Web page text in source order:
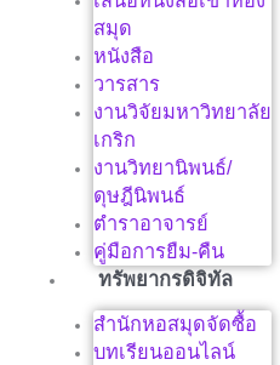
สมุด
หนังสือ
วารสาร
งานวิจัยมหาวิทยาลัย
เกริก
งานวิทยานิพนธ์/
ดุษฎีนิพนธ์
ตำราอาจารย์
คู่มือการยืม-คืน
ทรัพยากรดิจิทัล
สำนักหอสมุดจัดซื้อ
บทเรียนออนไลน์